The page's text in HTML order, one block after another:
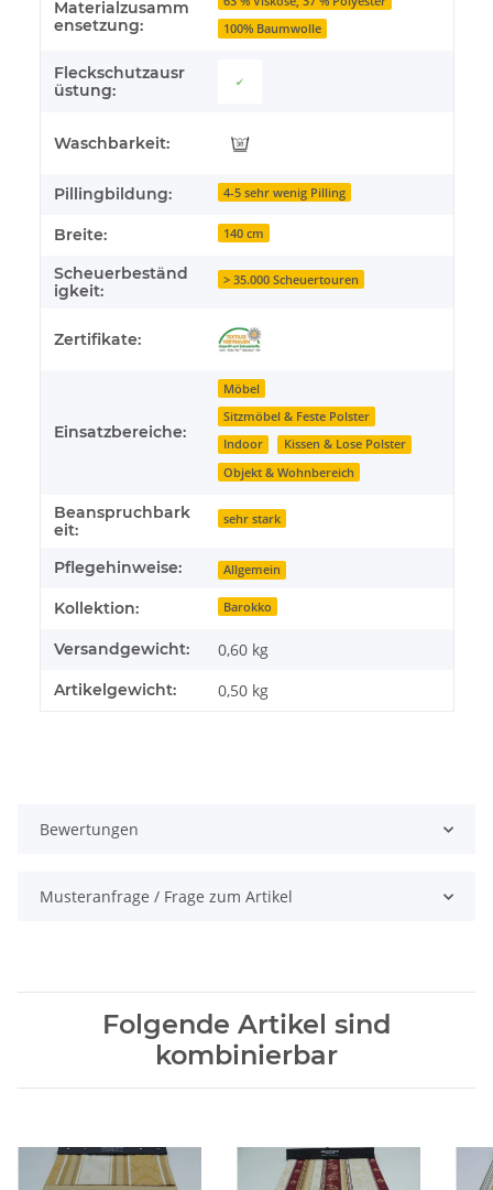
Materialzusamm
ensetzung:
100% Baumwolle
Fleckschutzausr
üstung:
Waschbarkeit:
Pillingbildung: 4-5 sehr wenig Pilling
Breite: 140 cm
Scheuerbeständ
igkeit:
> 35.000 Scheuertouren
Zertifikate:
Einsatzbereiche:
Möbel
Sitzmöbel & Feste Polster
Indoor
Kissen & Lose Polster
Objekt & Wohnbereich
Beanspruchbark
eit:
sehr stark
Pflegehinweise: Allgemein
Kollektion: Barokko
Versandgewicht: 0,60 kg
Artikelgewicht: 0,50 kg
Bewertungen
Musteranfrage / Frage zum Artikel
Folgende Artikel sind
kombinierbar